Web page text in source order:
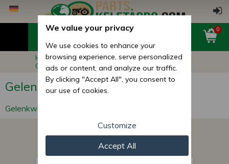
0
Hauptseite
Gelenkwellen und Ersatzteile
Gelenkwellen
Gelenkwellen
Gelenkwellen
We value your privacy
We use cookies to enhance your
browsing experience, serve personalized
ads or content, and analyze our traffic.
By clicking "Accept All", you consent to
our use of cookies.
Customize
Accept All